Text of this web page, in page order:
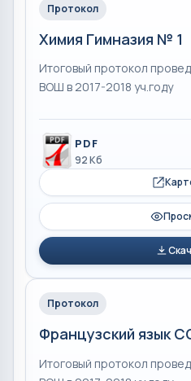
Протокол
Химия Гимназия № 1
Итоговый протокол
ВОШ в 2017-2018 уч.году
PDF
92 Кб
Протокол
Французский язык
Итоговый протокол